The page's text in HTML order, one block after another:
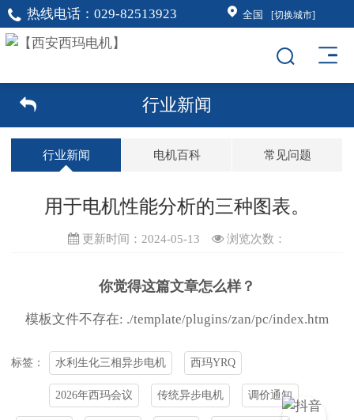
热线电话： 029-82513923 全国 [切换城市]
行业新闻
行业新闻 电机百科 常见问题
用于电机性能分析的三种图表。
更新时间：2024-05-13 浏览次数：
你觉得这篇文章怎么样？
模板文件不存在: ./template/plugins/zan/pc/index.htm
标签： 水利生化三相异步电机 西玛YRQ
2026年西玛会议 传统异步电机 调价通知